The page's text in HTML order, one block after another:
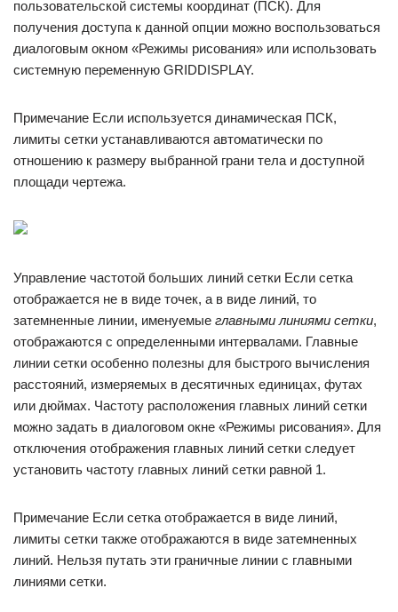
пользовательской системы координат (ПСК). Для
получения доступа к данной опции можно воспользоваться
диалоговым окном «Режимы рисования» или использовать
системную переменную GRIDDISPLAY.
Примечание Если используется динамическая ПСК,
лимиты сетки устанавливаются автоматически по
отношению к размеру выбранной грани тела и доступной
площади чертежа.
Управление частотой больших линий сетки Если сетка
отображается не в виде точек, а в виде линий, то
затемненные линии, именуемые главными линиями сетки,
отображаются с определенными интервалами. Главные
линии сетки особенно полезны для быстрого вычисления
расстояний, измеряемых в десятичных единицах, футах
или дюймах. Частоту расположения главных линий сетки
можно задать в диалоговом окне «Режимы рисования». Для
отключения отображения главных линий сетки следует
установить частоту главных линий сетки равной 1.
Примечание Если сетка отображается в виде линий,
лимиты сетки также отображаются в виде затемненных
линий. Нельзя путать эти граничные линии с главными
линиями сетки.